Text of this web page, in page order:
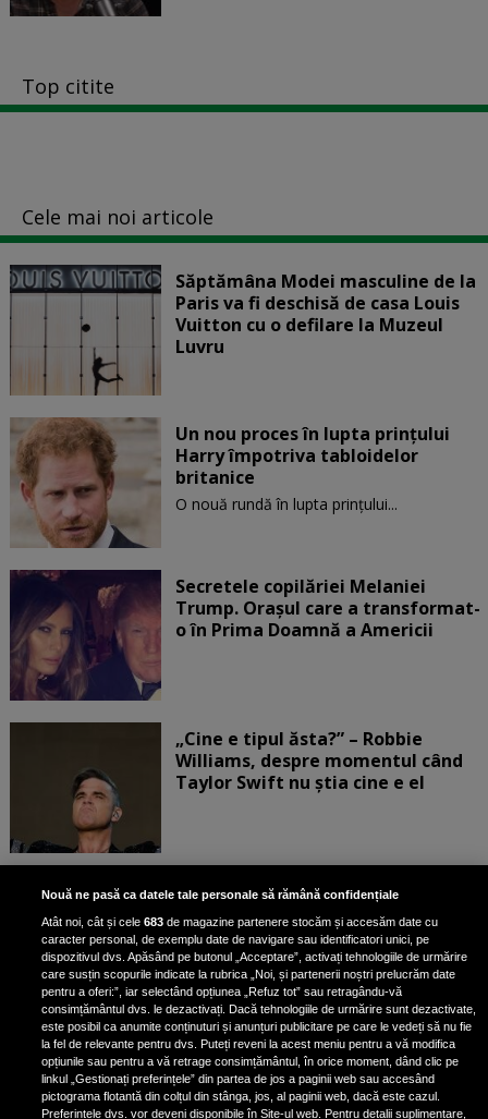
Top citite
Cele mai noi articole
Săptămâna Modei masculine de la
Paris va fi deschisă de casa Louis
Vuitton cu o defilare la Muzeul
Luvru
Un nou proces în lupta prinţului
Harry împotriva tabloidelor
britanice
O nouă rundă în lupta prinţului...
Secretele copilăriei Melaniei
Trump. Orașul care a transformat-
o în Prima Doamnă a Americii
„Cine e tipul ăsta?” – Robbie
Williams, despre momentul când
Taylor Swift nu știa cine e el
Bruce Dickinson, solistul trupei
Iron Maiden, şi-a arătat talentul
de scrimer la un concurs în Franţa
Nicki Minaj, acuzată de agresiune
de fostul manager: Detalii șocante
din proces
Nicki Minaj le-a lăudat pe...
Nouă ne pasă ca datele tale personale să rămână confidențiale
Atât noi, cât și cele683 de magazine partenere stocăm și accesăm date cu
caracter personal, de exemplu date de navigare sau identificatori unici, pe
dispozitivul dvs. Apăsând pe butonul „Acceptare”, activați tehnologiile de urmărire
care susțin scopurile indicate la rubrica „Noi, și partenerii noștri prelucrăm date
pentru a oferi:”, iar selectând opțiunea „Refuz tot” sau retragându-vă
consimțământul dvs. le dezactivați. Dacă tehnologiile de urmărire sunt dezactivate,
este posibil ca anumite conținuturi și anunțuri publicitare pe care le vedeți să nu fie
la fel de relevante pentru dvs. Puteți reveni la acest meniu pentru a vă modifica
opțiunile sau pentru a vă retrage consimțământul, în orice moment, dând clic pe
linkul „Gestionați preferințele” din partea de jos a paginii web sau accesând
pictograma flotantă din colțul din stânga, jos, al paginii web, dacă este cazul.
Preferințele dvs. vor deveni disponibile în Site-ul web. Pentru detalii suplimentare,